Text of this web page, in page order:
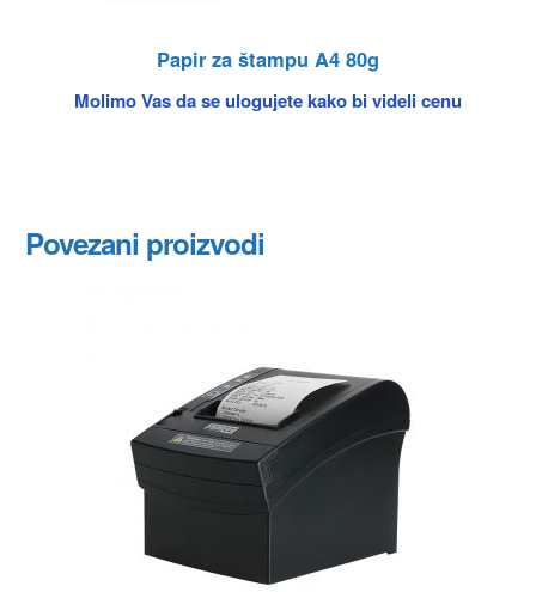
Papir za štampu A4 80g
Molimo Vas da se ulogujete kako bi videli cenu
Povezani proizvodi